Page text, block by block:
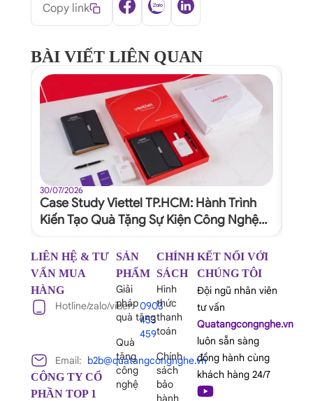
Copy link
BÀI VIẾT LIÊN QUAN
30/07/2026
Case Study Viettel TP.HCM: Hành Trình
Kiến Tạo Quà Tặng Sự Kiện Công Nghệ
LIÊN HỆ & TƯ
VẤN MUA
HÀNG
Hotline/zalo/viber: 0903
453
459
Email: b2b@quatangcongnghe.vn
CÔNG TY CỔ
PHẦN TOP 1
SẢN
PHẨM
Giải
pháp
quà tặng
Quà
tặng
công
nghệ
CHÍNH
SÁCH
Hình
thức
thanh
toán
Chính
sách
bảo
hành
KẾT NỐI VỚI
CHÚNG TÔI
Đội ngũ nhân viên
tư vấn
Quatangcongnghe.vn
luôn sẵn sàng
đồng hành cùng
khách hàng 24/7